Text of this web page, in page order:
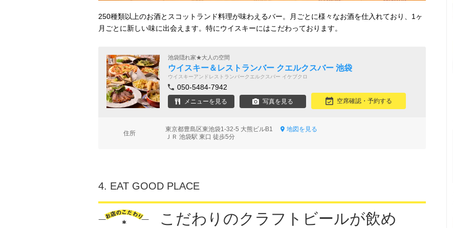
250種類以上のお酒とスコットランド料理が味わえるバー。月ごとに様々なお酒を仕入れており、1ヶ
月ごとに新しい味に出会えます。特にウイスキーにはこだわっております。
池袋隠れ家★大人の空間
ウイスキー＆レストランバー クエルクスバー 池袋
ウイスキーアンドレストランバークエルクスバー イケブクロ
050-5484-7942
メニューを見る 写真を見る 空席確認・予約する
住所
東京都豊島区東池袋1-32-5 大熊ビルB1
地図を見る
ＪＲ 池袋駅 東口 徒歩5分
4. EAT GOOD PLACE
こだわりのクラフトビールが飲め